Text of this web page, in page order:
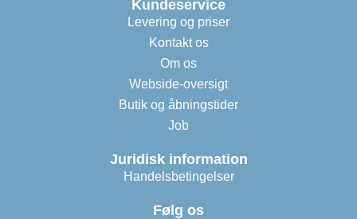
Kundeservice
Levering og priser
Kontakt os
Om os
Webside-oversigt
Butik og åbningstider
Job
Juridisk information
Handelsbetingelser
Følg os